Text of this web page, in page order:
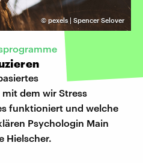
© pexels | Spencer Selover
dem wir Stress
funktioniert und welche
Psychologin Main
Hielscher.